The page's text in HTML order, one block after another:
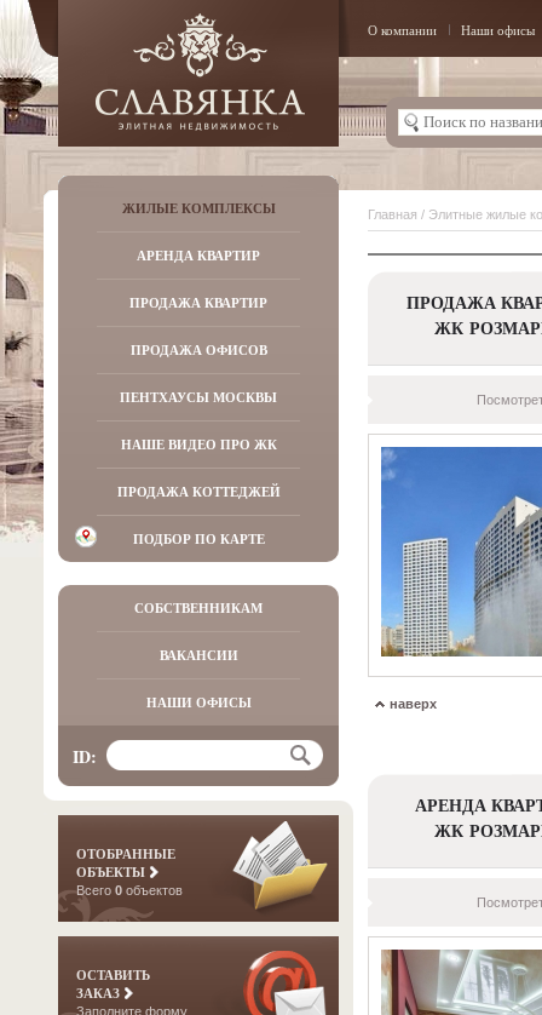
О компании Наши офисы
ЖИЛЫЕ КОМПЛЕКСЫ
АРЕНДА КВАРТИР
ПРОДАЖА КВАРТИР
ПРОДАЖА ОФИСОВ
ПЕНТХАУСЫ МОСКВЫ
НАШЕ ВИДЕО ПРО ЖК
ПРОДАЖА КОТТЕДЖЕЙ
ПОДБОР ПО КАРТЕ
СОБСТВЕННИКАМ
ВАКАНСИИ
НАШИ ОФИСЫ
ID:
ОТОБРАННЫЕ
ОБЪЕКТЫ
Всего 0 объектов
ОСТАВИТЬ
ЗАКАЗ
Заполните форму
Главная / Элитные жилые
ПРОДАЖА
ЖК
наверх
АРЕНДА
ЖК